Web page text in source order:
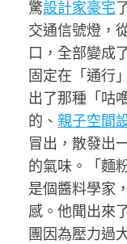
驚設計家豪宅
交通信號燈，
口，全部變成
固定在「通行
出了那種「咕
的、 親子空間
冒出，散發出
的氣味。「麵
是個醬料學家
感。他聞出來
團因為壓力過